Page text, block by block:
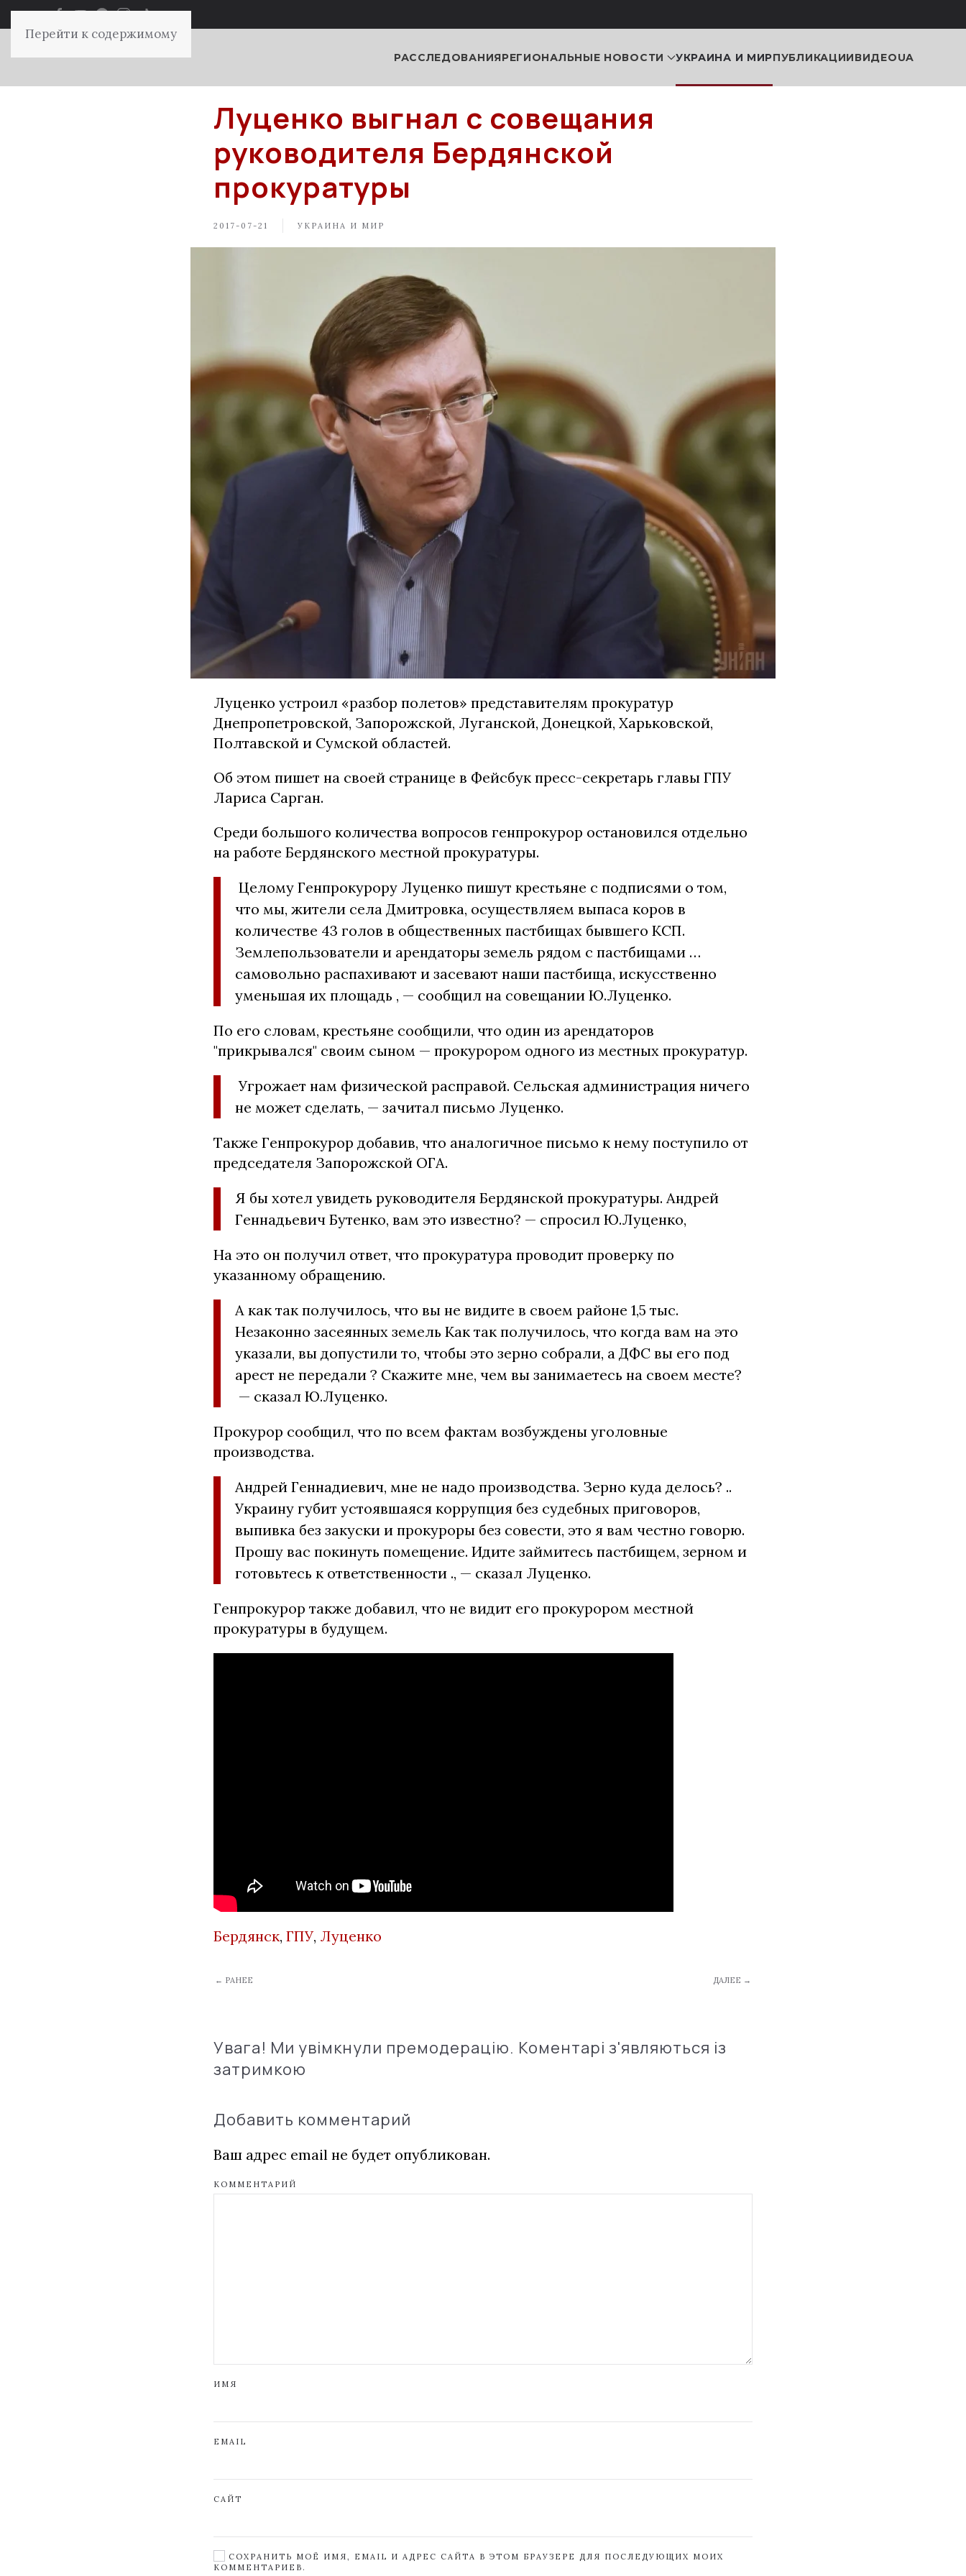
Перейти к содержимому
РАССЛЕДОВАНИЯРЕГИОНАЛЬНЫЕ НОВОСТИ УКРАИНА И МИРПУБЛИКАЦИИВИДЕОUA
Луценко выгнал с совещания
руководителя Бердянской
прокуратуры
2017-07-21 УКРАИНА И МИР
Луценко устроил «разбор полетов» представителям прокуратур
Днепропетровской, Запорожской, Луганской, Донецкой, Харьковской,
Полтавской и Сумской областей.
Об этом пишет на своей странице в Фейсбук пресс-секретарь главы ГПУ
Лариса Сарган.
Среди большого количества вопросов генпрокурор остановился отдельно
на работе Бердянского местной прокуратуры.
Целому Генпрокурору Луценко пишут крестьяне с подписями о том,
что мы, жители села Дмитровка, осуществляем выпаса коров в
количестве 43 голов в общественных пастбищах бывшего КСП.
Землепользователи и арендаторы земель рядом с пастбищами …
самовольно распахивают и засевают наши пастбища, искусственно
уменьшая их площадь , — сообщил на совещании Ю.Луценко.
По его словам, крестьяне сообщили, что один из арендаторов
"прикрывался" своим сыном — прокурором одного из местных прокуратур.
Угрожает нам физической расправой. Сельская администрация ничего
не может сделать, — зачитал письмо Луценко.
Также Генпрокурор добавив, что аналогичное письмо к нему поступило от
председателя Запорожской ОГА.
Я бы хотел увидеть руководителя Бердянской прокуратуры. Андрей
Геннадьевич Бутенко, вам это известно? — спросил Ю.Луценко,
На это он получил ответ, что прокуратура проводит проверку по
указанному обращению.
А как так получилось, что вы не видите в своем районе 1,5 тыс.
Незаконно засеянных земель Как так получилось, что когда вам на это
указали, вы допустили то, чтобы это зерно собрали, а ДФС вы его под
арест не передали ? Скажите мне, чем вы занимаетесь на своем месте?
— сказал Ю.Луценко.
Прокурор сообщил, что по всем фактам возбуждены уголовные
производства.
Андрей Геннадиевич, мне не надо производства. Зерно куда делось? ..
Украину губит устоявшаяся ​​коррупция без судебных приговоров,
выпивка без закуски и прокуроры без совести, это я вам честно говорю.
Прошу вас покинуть помещение. Идите займитесь пастбищем, зерном и
готовьтесь к ответственности ., — сказал Луценко.
Генпрокурор также добавил, что не видит его прокурором местной
прокуратуры в будущем.
Бердянск, ГПУ, Луценко
← РАНЕЕ ДАЛЕЕ →
Увага! Ми увімкнули премодерацію. Коментарі з'являються із
затримкою
Добавить комментарий
Ваш адрес email не будет опубликован.
КОММЕНТАРИЙ
ИМЯ
EMAIL
САЙТ
СОХРАНИТЬ МОЁ ИМЯ, EMAIL И АДРЕС САЙТА В ЭТОМ БРАУЗЕРЕ ДЛЯ ПОСЛЕДУЮЩИХ МОИХ
КОММЕНТАРИЕВ.